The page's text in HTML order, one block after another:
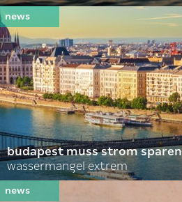
budapest muss strom sparen
wassermangel extrem